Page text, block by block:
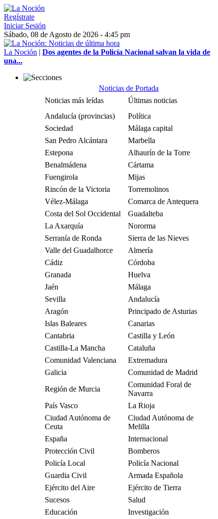
Regístrate
Iniciar Sesión
Sábado, 08 de Agosto de 2026 - 4:45 pm
La Noción | Dos agentes de la Policía Nacional salvan la vida de
una...
Noticias de Portada
Noticias más leídas
Últimas noticias
Andalucía (provincias)
Política
Sociedad
Málaga capital
San Pedro Alcántara
Marbella
Estepona
Alhaurín de la Torre
Benalmádena
Cártama
Fuengirola
Mijas
Rincón de la Victoria
Torremolinos
Vélez-Málaga
Comarca de Antequera
Costa del Sol Occidental
Guadalteba
La Axarquía
Nororma
Serranía de Ronda
Sierra de las Nieves
Valle del Guadalhorce
Almería
Cádiz
Córdoba
Granada
Huelva
Jaén
Málaga
Sevilla
Andalucía
Aragón
Principado de Asturias
Islas Baleares
Canarias
Cantabria
Castilla y León
Castilla-La Mancha
Cataluña
Comunidad Valenciana
Extremadura
Galicia
Comunidad de Madrid
Región de Murcia
Comunidad Foral de
Navarra
País Vasco
La Rioja
Ciudad Autónoma de
Ceuta
Ciudad Autónoma de
Melilla
España
Internacional
Protección Civil
Bomberos
Policía Local
Policía Nacional
Guardia Civil
Armada Española
Ejército del Aire
Ejército de Tierra
Sucesos
Salud
Educación
Investigación